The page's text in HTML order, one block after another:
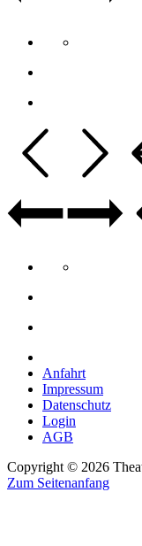
Anfahrt
Impressum
Datenschutz
Login
AGB
Copyright © 2026
Zum Seitenanfang